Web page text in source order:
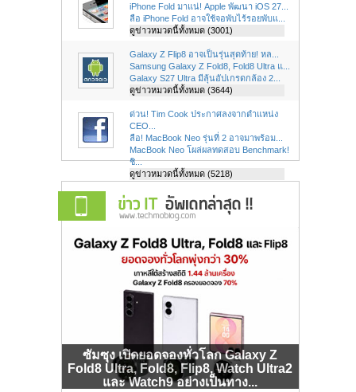
iPhone Fold มาแน่! Apple พัฒนา iOS 27...
ลือ iPhone Fold อาจใช้จอพับไร้รอยพับแ...
ดูข่าวหมวดนี้ทั้งหมด (3001)
Galaxy Z Flip8 อาจเป็นรุ่นสุดท้าย! หล...
Samsung Galaxy Z Fold8, Fold8 Ultra แ...
Galaxy S27 Ultra มีลุ้นอัปเกรดกล้อง 2...
ดูข่าวหมวดนี้ทั้งหมด (3644)
ด่วน! Tim Cook ประกาศลงจากตำแหน่ง
CEO...
ลือ! MacBook Neo รุ่นที่ 2 อาจมาพร้อม...
MacBook Neo โผล่ผลทดสอบ Benchmark!
ชิ...
ดูข่าวหมวดนี้ทั้งหมด (5218)
ซัมซุง เปิดยอดจองทั่วโลก Galaxy Z
Fold8 Ultra, Fold8, Flip8, Watch Ultra2
และ Watch9 อย่างเป็นทาง...